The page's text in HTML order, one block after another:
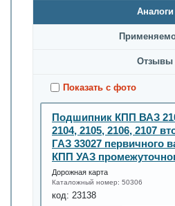
Аналоги
Oтзывы
Показать с фото
Подшипник КПП ВАЗ
2104, 2105, 2106, 2107
ГАЗ 33027 первичного
КПП УАЗ
Дорожная карта
Каталожный номер: 50306
код: 23138